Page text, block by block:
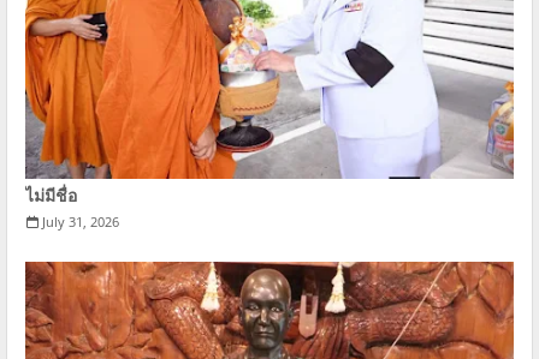
ไม่มีชื่อ
July 31, 2026